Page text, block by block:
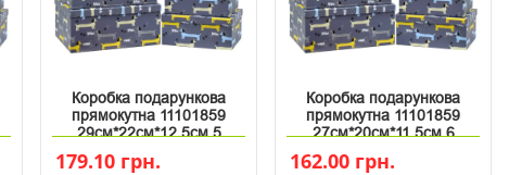
Коробка подарункова
прямокутна 11101859
29см*22см*12.5см 5
179.10 грн.
Коробка подарункова
прямокутна 11101859
27см*20см*11.5см 6
162.00 грн.